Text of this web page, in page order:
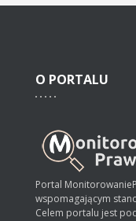
O PORTALU
Portal
wspomagającym
Celem portalu jest